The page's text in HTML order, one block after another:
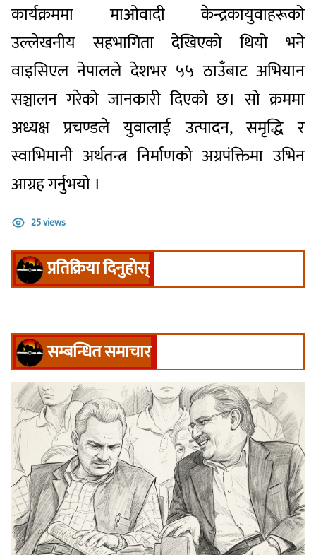
कार्यक्रममा माओवादी केन्द्रकायुवाहरूको
उल्लेखनीय सहभागिता देखिएको थियो भने
वाइसिएल नेपालले देशभर ५५ ठाउँबाट अभियान
सञ्चालन गरेको जानकारी दिएको छ। सो क्रममा
अध्यक्ष प्रचण्डले युवालाई उत्पादन, समृद्धि र
स्वाभिमानी अर्थतन्त्र निर्माणको अग्रपंक्तिमा उभिन
आग्रह गर्नुभयो ।
25 views
प्रतिक्रिया दिनुहोस्
सम्बन्धित समाचार